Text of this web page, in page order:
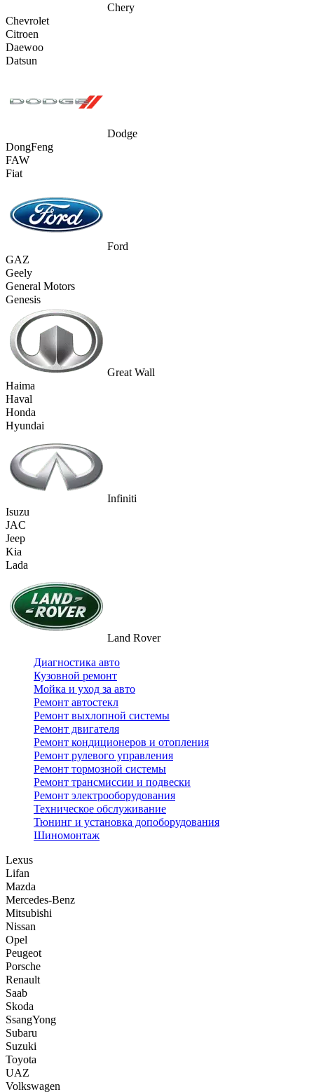
Chery
Chevrolet
Citroen
Daewoo
Datsun
Dodge
DongFeng
FAW
Fiat
Ford
GAZ
Geely
General Motors
Genesis
Great Wall
Haima
Haval
Honda
Hyundai
Infiniti
Isuzu
JAC
Jeep
Kia
Lada
Land Rover
Диагностика авто
Кузовной ремонт
Мойка и уход за авто
Ремонт автостекл
Ремонт выхлопной системы
Ремонт двигателя
Ремонт кондиционеров и отопления
Ремонт рулевого управления
Ремонт тормозной системы
Ремонт трансмиссии и подвески
Ремонт электрооборудования
Техническое обслуживание
Тюнинг и установка допоборудования
Шиномонтаж
Lexus
Lifan
Mazda
Mercedes-Benz
Mitsubishi
Nissan
Opel
Peugeot
Porsche
Renault
Saab
Skoda
SsangYong
Subaru
Suzuki
Toyota
UAZ
Volkswagen